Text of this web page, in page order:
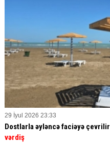
29 İyul 2026 23:33
Dostlarla əyləncə faciəyə çevrilir
vərdiş